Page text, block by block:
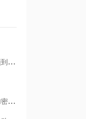
临时插进来的紧急任务，哪款备忘录支持快速置顶到清单首位？
日记和账号密码需要安全存放，哪款备忘录支持加密保护？